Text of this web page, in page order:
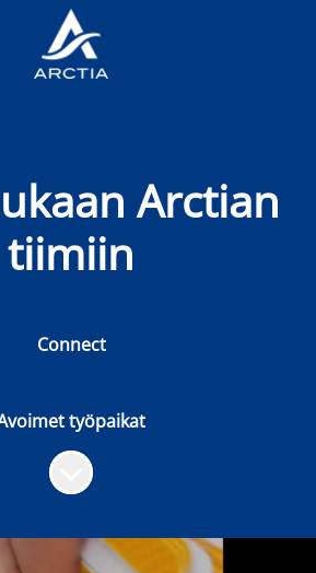
Arctian
tiimiin
Connect
työpaikat
Siirry sisältöön